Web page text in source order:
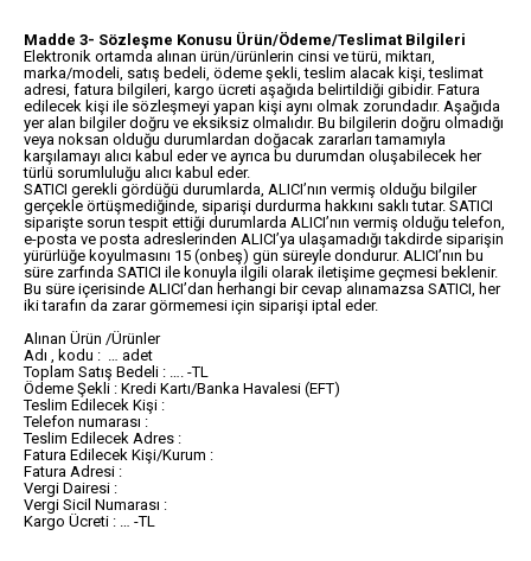
Madde 3- Sözleşme Konusu Ürün/Ödeme/Teslimat Bilgileri
Elektronik ortamda alınan ürün/ürünlerin cinsi ve türü, miktarı,
marka/modeli, satış bedeli, ödeme şekli, teslim alacak kişi, teslimat
adresi, fatura bilgileri, kargo ücreti aşağıda belirtildiği gibidir. Fatura
edilecek kişi ile sözleşmeyi yapan kişi aynı olmak zorundadır. Aşağıda
yer alan bilgiler doğru ve eksiksiz olmalıdır. Bu bilgilerin doğru olmadığı
veya noksan olduğu durumlardan doğacak zararları tamamıyla
karşılamayı alıcı kabul eder ve ayrıca bu durumdan oluşabilecek her
türlü sorumluluğu alıcı kabul eder.
SATICI gerekli gördüğü durumlarda, ALICI’nın vermiş olduğu bilgiler
gerçekle örtüşmediğinde, siparişi durdurma hakkını saklı tutar. SATICI
siparişte sorun tespit ettiği durumlarda ALICI’nın vermiş olduğu telefon,
e-posta ve posta adreslerinden ALICI’ya ulaşamadığı takdirde siparişin
yürürlüğe koyulmasını 15 (onbeş) gün süreyle dondurur. ALICI’nın bu
süre zarfında SATICI ile konuyla ilgili olarak iletişime geçmesi beklenir.
Bu süre içerisinde ALICI’dan herhangi bir cevap alınamazsa SATICI, her
iki tarafın da zarar görmemesi için siparişi iptal eder.
Alınan Ürün /Ürünler
Adı , kodu : … adet
Toplam Satış Bedeli : …. -TL
Ödeme Şekli : Kredi Kartı/Banka Havalesi (EFT)
Teslim Edilecek Kişi :
Telefon numarası :
Teslim Edilecek Adres :
Fatura Edilecek Kişi/Kurum :
Fatura Adresi :
Vergi Dairesi :
Vergi Sicil Numarası :
Kargo Ücreti : … -TL